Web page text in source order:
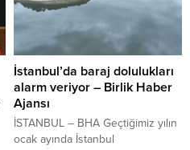
gideceğini duyurdu.YAZI ARASI
REKLAM ALANI
İstanbul’da baraj dolulukları
alarm veriyor – Birlik Haber
Ajansı
İSTANBUL – BHA Geçtiğimiz yılın
ocak ayında İstanbul